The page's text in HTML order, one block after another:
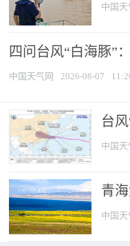
中国天
四问台风“白海豚”
中国天气网 2026-08-07
台
中国天
青
中国